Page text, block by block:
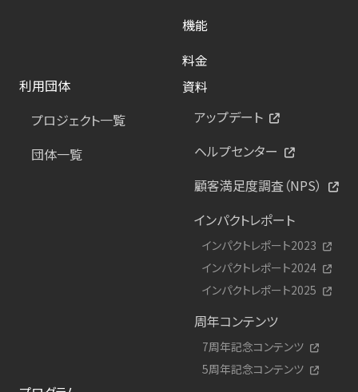
機能
料金
利用団体
プロジェクト一覧
団体一覧
資料
アップデート
ヘルプセンター
顧客満足度調査（NPS）
インパクトレポート
インパクトレポート2023
インパクトレポート2024
インパクトレポート2025
周年コンテンツ
7周年記念コンテンツ
5周年記念コンテンツ